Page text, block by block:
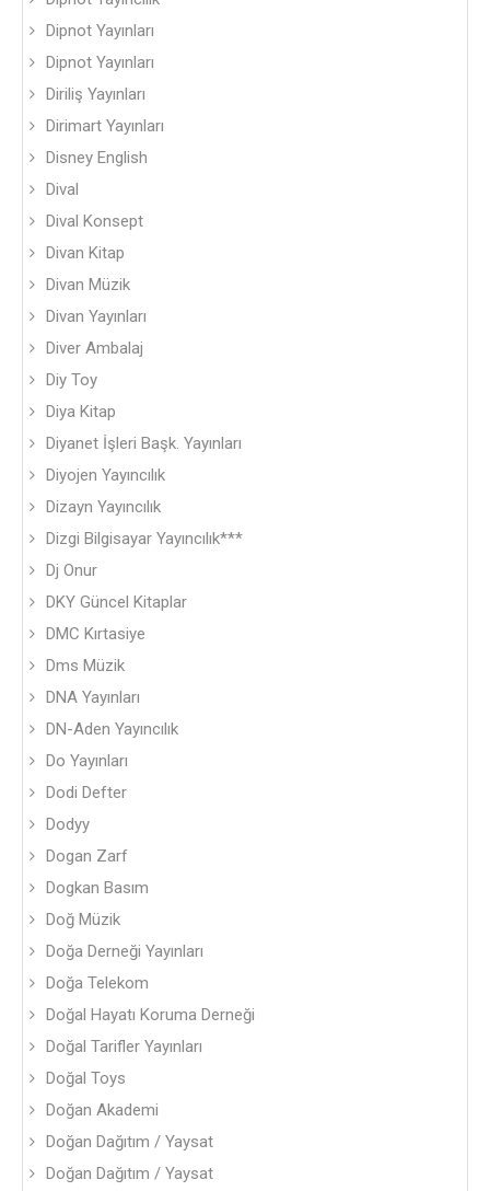
Dipnot Yayınları
Dipnot Yayınları
Diriliş Yayınları
Dirimart Yayınları
Disney English
Dival
Dival Konsept
Divan Kitap
Divan Müzik
Divan Yayınları
Diver Ambalaj
Diy Toy
Diya Kitap
Diyanet İşleri Başk. Yayınları
Diyojen Yayıncılık
Dizayn Yayıncılık
Dizgi Bilgisayar Yayıncılık***
Dj Onur
DKY Güncel Kitaplar
DMC Kırtasiye
Dms Müzik
DNA Yayınları
DN-Aden Yayıncılık
Do Yayınları
Dodi Defter
Dodyy
Dogan Zarf
Dogkan Basım
Doğ Müzik
Doğa Derneği Yayınları
Doğa Telekom
Doğal Hayatı Koruma Derneği
Doğal Tarifler Yayınları
Doğal Toys
Doğan Akademi
Doğan Dağıtım / Yaysat
Doğan Dağıtım / Yaysat